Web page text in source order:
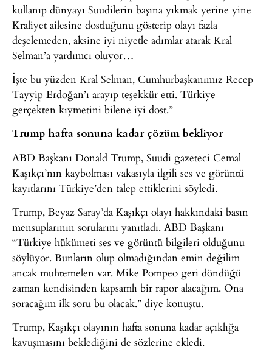
kullanıp dünyayı Suudilerin başına yıkmak yerine yine
Kraliyet ailesine dostluğunu gösterip olayı fazla
deşelemeden, aksine iyi niyetle adımlar atarak Kral
Selman’a yardımcı oluyor…
İşte bu yüzden Kral Selman, Cumhurbaşkanımız Recep
Tayyip Erdoğan’ı arayıp teşekkür etti. Türkiye
gerçekten kıymetini bilene iyi dost.”
Trump hafta sonuna kadar çözüm bekliyor
ABD Başkanı Donald Trump, Suudi gazeteci Cemal
Kaşıkçı’nın kaybolması vakasıyla ilgili ses ve görüntü
kayıtlarını Türkiye’den talep ettiklerini söyledi.
Trump, Beyaz Saray’da Kaşıkçı olayı hakkındaki basın
mensuplarının sorularını yanıtladı. ABD Başkanı
“Türkiye hükümeti ses ve görüntü bilgileri olduğunu
söylüyor. Bunların olup olmadığından emin değilim
ancak muhtemelen var. Mike Pompeo geri döndüğü
zaman kendisinden kapsamlı bir rapor alacağım. Ona
soracağım ilk soru bu olacak.” diye konuştu.
Trump, Kaşıkçı olayının hafta sonuna kadar açıklığa
kavuşmasını beklediğini de sözlerine ekledi.